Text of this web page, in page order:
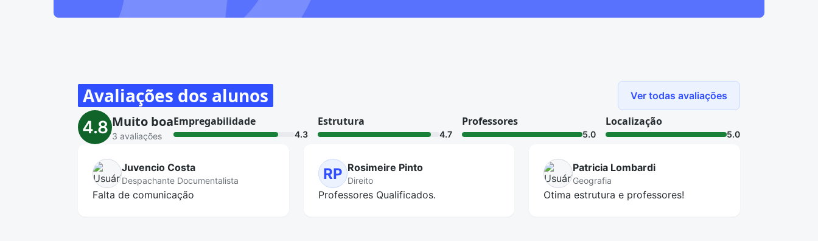
Avaliações dos alunos Ver todas avaliações
4.8 Muito boa
3 avaliações
Empregabilidade
4.3
Estrutura
4.7
Professores
5.0
Localização
5.0
Juvencio Costa
Despachante Documentalista
Falta de comunicação
RP Rosimeire Pinto
Direito
Professores Qualificados.
Patricia Lombardi
Geografia
Otima estrutura e professores!